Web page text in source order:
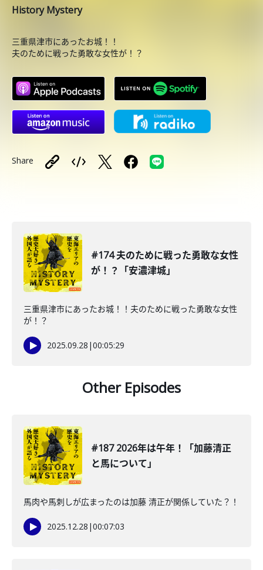
History Mystery
三重県津市にあったお城！！
夫のために戦った勇敢な女性が！？
Share
#174 夫のために戦った勇敢な女性
が！？「安濃津城」
三重県津市にあったお城！！夫のために戦った勇敢な女性
が！？
2025.09.28 |00:05:29
Other Episodes
#187 2026年は午年！「加藤清正
と馬について」
馬肉や馬刺しが広まったのは加藤 清正が関係していた？！
2025.12.28 |00:07:03